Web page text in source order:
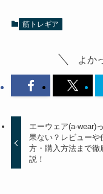
筋トレギア
よか
エーウェア(a-wear)
果ない？レビューや
方・購入方法まで徹
説！